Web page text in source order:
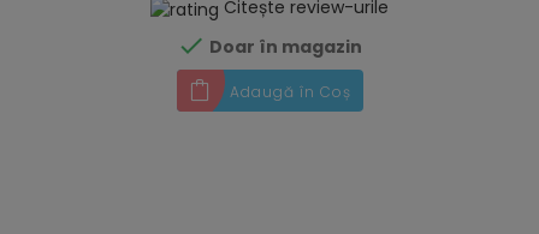
Citește review-urile
 Doar în magazin
Adaugă în Coș